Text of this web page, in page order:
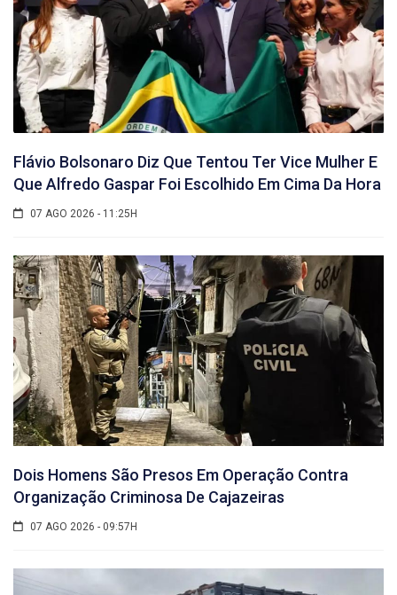
Flávio Bolsonaro Diz Que Tentou Ter Vice Mulher E
Que Alfredo Gaspar Foi Escolhido Em Cima Da Hora
07 AGO 2026 - 11:25H
Dois Homens São Presos Em Operação Contra
Organização Criminosa De Cajazeiras
07 AGO 2026 - 09:57H